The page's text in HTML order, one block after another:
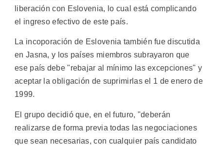
liberación con Eslovenia, lo cual está complicando
el ingreso efectivo de este país.
La incoporación de Eslovenia también fue discutida
en Jasna, y los países miembros subrayaron que
ese país debe "rebajar al mínimo las excepciones" y
aceptar la obligación de suprimirlas el 1 de enero de
1999.
El grupo decidió que, en el futuro, "deberán
realizarse de forma previa todas las negociaciones
que sean necesarias, con cualquier país candidato